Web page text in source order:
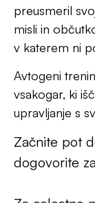
nosečnosti
20 julija, 2026
Dva tedna
najtežjih obdobij
namreč hkrati
zagotovljeno.
proces umetne